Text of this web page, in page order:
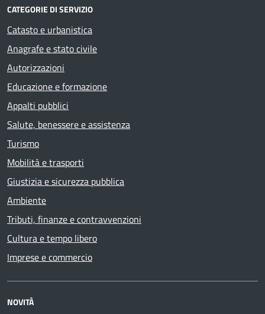
CATEGORIE DI SERVIZIO
Catasto e urbanistica
Anagrafe e stato civile
Autorizzazioni
Educazione e formazione
Appalti pubblici
Salute, benessere e assistenza
Turismo
Mobilità e trasporti
Giustizia e sicurezza pubblica
Ambiente
Tributi, finanze e contravvenzioni
Cultura e tempo libero
Imprese e commercio
NOVITÀ